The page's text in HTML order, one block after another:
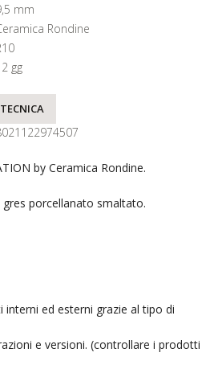
mm
Rondine
gg
by Ceramica Rondine.
porcellanato smaltato.
interni ed esterni grazie al tipo di
e versioni. (controllare i prodotti